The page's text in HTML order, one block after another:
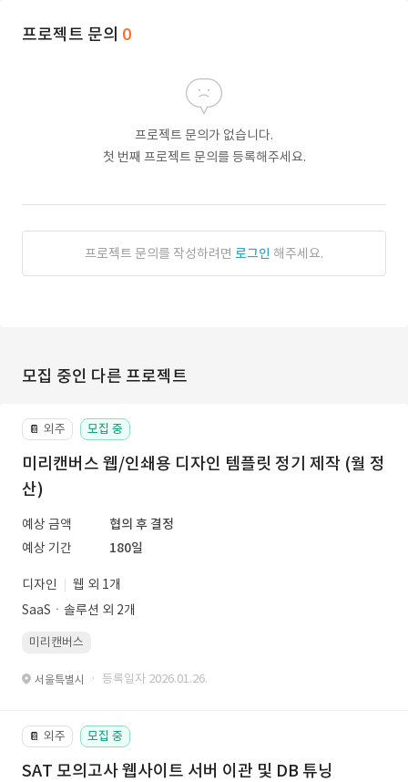
프로젝트 문의 0
프로젝트 문의가 없습니다.
첫 번째 프로젝트 문의를 등록해주세요.
프로젝트 문의를 작성하려면 로그인 해주세요.
모집 중인 다른 프로젝트
📔 외주 모집 중
미리캔버스 웹/인쇄용 디자인 템플릿 정기 제작 (월 정
산)
예상 금액
협의 후 결정
예상 기간
180일
디자인
웹 외 1개
SaaSㆍ솔루션 외 2개
미리캔버스
서울특별시 · 등록일자 2026.01.26.
📔 외주 모집 중
SAT 모의고사 웹사이트 서버 이관 및 DB 튜닝